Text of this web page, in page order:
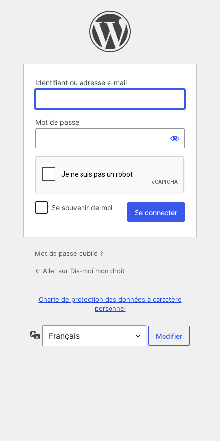
Identifiant ou adresse e-mail
Mot de passe
Se souvenir de moi
Mot de passe oublié ?
← Aller sur Dis-moi mon droit
Charte de protection des données à caractère
personnel
Langue